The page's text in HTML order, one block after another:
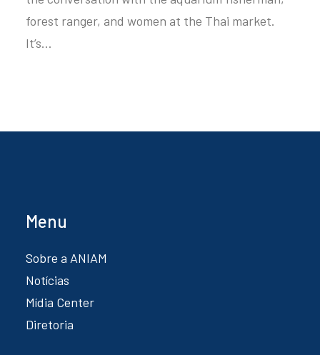
forest ranger, and women at the Thai market.
It’s…
Menu
Sobre a ANIAM
Notícias
Mídia Center
Diretoria